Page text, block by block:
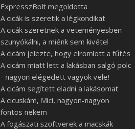
ExpresszBolt megoldotta
A cicák is szeretik a légkondikat
A cicák szeretnek a veteményesben
szunyókálni, a miénk sem kivétel
A cicám jelezte, hogy elromlott a fűtés
A cicám miatt lett a lakásban salgó polc
- nagyon elégedett vagyok vele!
A cicám segített eladni a lakásomat
A cicuskám, Mici, nagyon-nagyon
fontos nekem
A fogászati szoftverek a macskák